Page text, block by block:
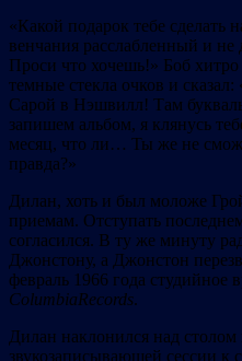
«Какой подарок тебе сделать
венчания расслабленный и
Проси что хочешь!» Боб
темные стекла очков и
Сарой в Нэшвилл! Там
запишем альбом, я клянусь
месяц, что ли… Ты же не
правда?»
Дилан, хоть и был моложе
приемам. Отступать
согласился. В ту же минуту
Джонстону, а Джонстон
февраль 1966 года студийное
ColumbiaRecords.
Дилан наклонился над столом
звукозаписывающей сессии к